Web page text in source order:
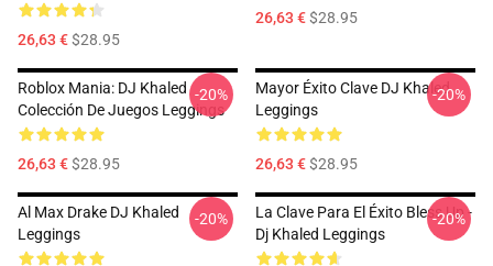
26,63 €$28.95
26,63 €$28.95
Roblox Mania: DJ Khaled
Colección De Juegos Leggings
26,63 €$28.95
-20%
Mayor Éxito Clave DJ Khaled
Leggings
26,63 €$28.95
-20%
Al Max Drake DJ Khaled
Leggings
-20%
La Clave Para El Éxito Bless Up -
Dj Khaled Leggings
-20%